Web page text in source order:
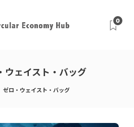
0
ウェイスト・バッグ
ゼロ・ウェイスト・バッグ